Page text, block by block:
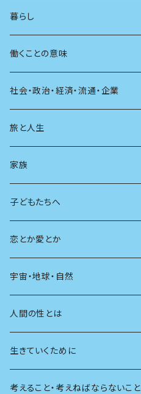
アンソロジー
自伝・伝記
インテリア
ファッション
建築
スポーツ
AIと社会
広告
ラジオ
マガジン
その他
アニメ
日本の芸能
大人も楽しい絵本
海外絵本
童話
その他
女性作家
その他
フェミニズム
カウンセリング
人間関係
健康
暮らし
料理
育児
日常生活
学ぶ楽しみ
働くことの意味
仕事のヒント
社会・政治・経済・流通・企業
過去
現在
未来
旅と人生
旅
人生
家族
子どもたちへ
教育
友達
学校
恋とか愛とか
宇宙・地球・自然
動物
植物
天体
人間の性とは
生きていくために
考えること・考えねばならないこと